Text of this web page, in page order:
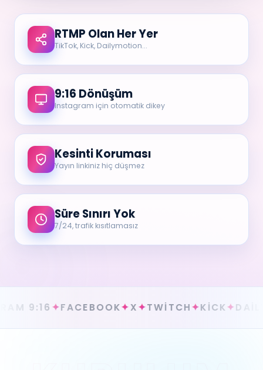
RTMP Olan Her Yer
TikTok, Kick, Dailymotion…
9:16 Dönüşüm
Instagram için otomatik dikey
Kesinti Koruması
Yayın linkiniz hiç düşmez
Süre Sınırı Yok
7/24, trafik kısıtlamasız
FACEBOOK✦X✦TWITCH✦KICK✦DAILYMOTION